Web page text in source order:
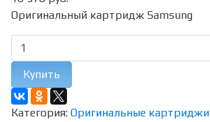
Оригинальный картридж Samsung
Купить
Категория: Оригинальные картриджи